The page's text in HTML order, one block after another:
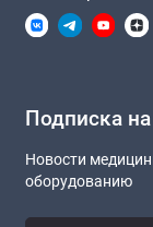
Подписка
Новости
оборудованию